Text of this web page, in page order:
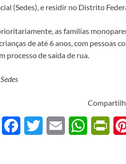
(Sedes), e residir no Distrito
as famílias
de até 6 anos, com pessoas
processo de saída de rua.
W